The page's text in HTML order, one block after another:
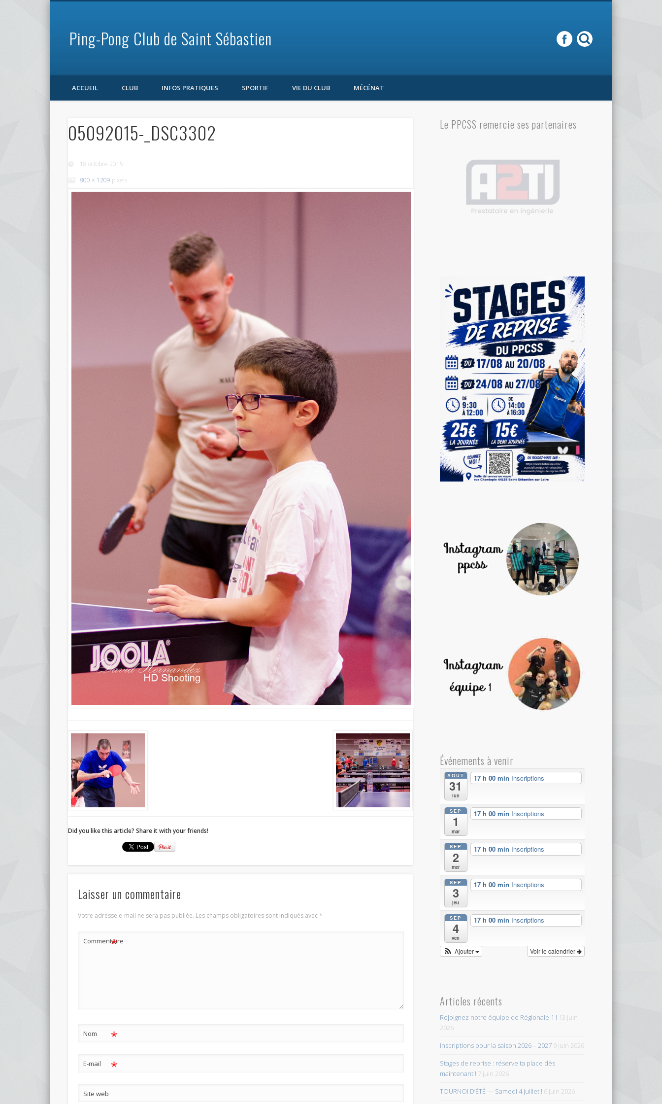
Ping-Pong Club de Saint Sébastien
Facebook
ACCUEIL CLUB INFOS PRATIQUES SPORTIF VIE DU CLUB MÉCÉNAT
05092015-_DSC3302
18 octobre 2015
800 × 1209 pixels
Did you like this article? Share it with your friends!
Laisser un commentaire
Votre adresse e-mail ne sera pas publiée. Les champs obligatoires sont indiqués avec*
Commentaire
*
Nom *
E-mail *
Site web
Le PPCSS remercie ses partenaires
Événements à venir
AOÛT
31
lun
17 h 00 min Inscriptions
SEP
1
mar
17 h 00 min Inscriptions
SEP
2
mer
17 h 00 min Inscriptions
SEP
3
jeu
17 h 00 min Inscriptions
SEP
4
ven
17 h 00 min Inscriptions
Voir le calendrier
Ajouter
Articles récents
Rejoignez notre équipe de Régionale 1 ! 13 juin
2026
Inscriptions pour la saison 2026 – 2027 9 juin 2026
Stages de reprise : réserve ta place dès
maintenant ! 7 juin 2026
TOURNOI D’ÉTÉ — Samedi 4 juillet ! 6 juin 2026